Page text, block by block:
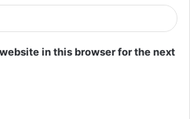
in this browser for the next